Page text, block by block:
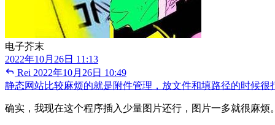
电子芥末
2022年10月26日 11:13
Rei 2022年10月26日 10:49
静态网站比较麻烦的就是附件管理，放文件和填路径的时候很
确实，我现在这个程序插入少量图片还行，图片一多就很麻